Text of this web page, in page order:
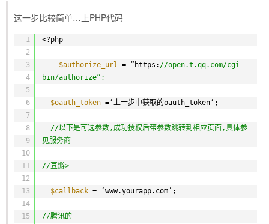
这一步比较简单…上PHP代码
1
2
3
4
5
6
7
8
9
10
11
12
13
14
15
<?php
$authorize_url = “https: //open.t.qq.com/cgi-
bin/authorize”;
$oauth_token =’上一步中获取的oauth_token’;
//以下是可选参数,成功授权后带参数跳转到相应页面,具体参
见服务商
//豆瓣>
$callback = ‘www.yourapp.com’;
//腾讯的